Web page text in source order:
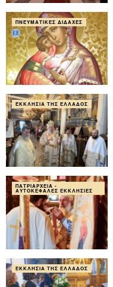
ΠΝΕΥΜΑΤΙΚΈΣ ΔΙΔΑΧΈΣ
ΕΚΚΛΗΣΊΑ ΤΗΣ ΕΛΛΆΔΟΣ
ΠΑΤΡΙΑΡΧΕΊΑ -
ΑΥΤΟΚΈΦΑΛΕΣ ΕΚΚΛΗΣΊΕΣ
ΕΚΚΛΗΣΊΑ ΤΗΣ ΕΛΛΆΔΟΣ